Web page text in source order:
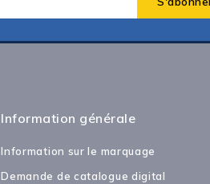
Information générale
Information sur le marquage
Demande de catalogue digital